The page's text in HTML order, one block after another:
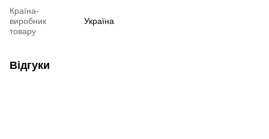
Країна-
виробник
товару
Україна
Відгуки